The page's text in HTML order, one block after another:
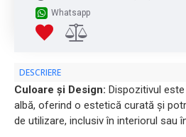
Whatsapp
DESCRIERE
Culoare și Design: Dispozitivul
albă, oferind o estetică curată și
de utilizare, inclusiv în interiorul sau